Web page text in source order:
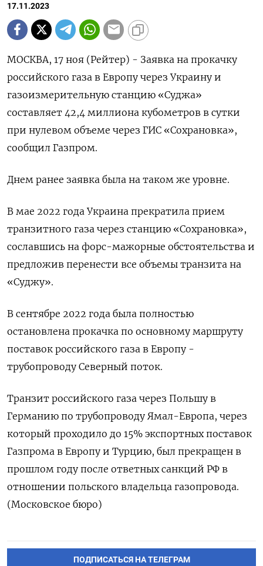
17.11.2023
МОСКВА, 17 ноя (Рейтер) - Заявка на прокачку
российского газа в Европу через Украину и
газоизмерительную станцию «Суджа»
составляет 42,4 миллиона кубометров в сутки
при нулевом объеме через ГИС «Сохрановка»,
сообщил Газпром.
Днем ранее заявка была на таком же уровне.
В мае 2022 года Украина прекратила прием
транзитного газа через станцию «Сохрановка»,
сославшись на форс-мажорные обстоятельства и
предложив перенести все объемы транзита на
«Суджу».
В сентябре 2022 года была полностью
остановлена прокачка по основному маршруту
поставок российского газа в Европу -
трубопроводу Северный поток.
Транзит российского газа через Польшу в
Германию по трубопроводу Ямал-Европа, через
который проходило до 15% экспортных поставок
Газпрома в Европу и Турцию, был прекращен в
прошлом году после ответных санкций РФ в
отношении польского владельца газопровода.
(Московское бюро)
ПОДПИСАТЬСЯ НА ТЕЛЕГРАМ